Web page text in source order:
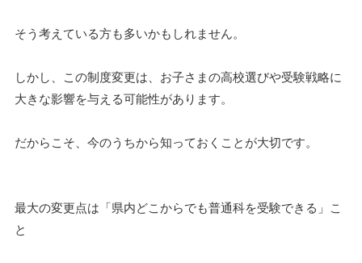
そう考えている方も多いかもしれません。
しかし、この制度変更は、お子さまの高校選びや受験戦略に
大きな影響を与える可能性があります。
だからこそ、今のうちから知っておくことが大切です。
最大の変更点は「県内どこからでも普通科を受験できる」こ
と